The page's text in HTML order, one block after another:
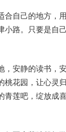
自己的地方，
路。只要是自
安静的读书，
花园，让心灵
莲吧，绽放成